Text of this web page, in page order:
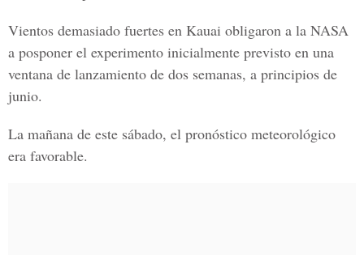
Vientos demasiado fuertes en Kauai obligaron a la NASA
a posponer el experimento inicialmente previsto en una
ventana de lanzamiento de dos semanas, a principios de
junio.
La mañana de este sábado, el pronóstico meteorológico
era favorable.